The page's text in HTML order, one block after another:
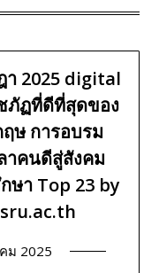
2025 digital
ภัฏที่ดีที่สุดของ
ษ การอบรม
าคนดีสู่สังคม
ษา Top 23 by
ม 2025